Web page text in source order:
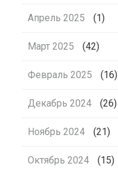
Апрель 2025 (1)
Март 2025 (42)
Февраль 2025 (16)
Декабрь 2024 (26)
Ноябрь 2024 (21)
Октябрь 2024 (15)